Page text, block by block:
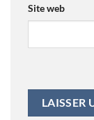
Site web